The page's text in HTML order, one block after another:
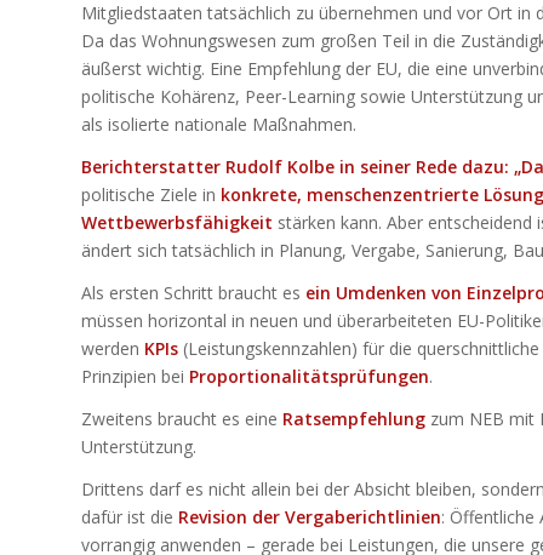
Mitgliedstaaten tatsächlich zu übernehmen und vor Ort
Da das Wohnungswesen zum großen Teil in die
äußerst wichtig. Eine Empfehlung der EU, die eine
politische Kohärenz, Peer-Learning sowie Unterstützung
als isolierte nationale Maßnahmen.
Berichterstatter Rudolf Kolbe in seiner Rede dazu:
politische Ziele in konkrete, menschenzentrierte
Wettbewerbsfähigkeit stärken kann. Aber
ändert sich tatsächlich in Planung, Vergabe, Sanierung,
Als ersten Schritt braucht es ein Umdenken von
müssen horizontal in neuen und überarbeiteten EU-
werden KPIs (Leistungskennzahlen) für die
Prinzipien bei Proportionalitätsprüfungen.
Zweitens braucht es eine Ratsempfehlung zum NEB mit
Unterstützung.
Drittens darf es nicht allein bei der Absicht bleiben,
dafür ist die Revision der Vergaberichtlinien:
vorrangig anwenden – gerade bei Leistungen, die unsere